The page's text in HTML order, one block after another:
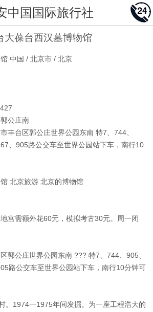
中国国际旅行社
大葆台西汉墓博物馆
中国 / 北京市 / 北京
公庄南
丰台区郭公庄世界公园东南 特7、744、
、905路公交车至世界公园站下车，南行10
北京旅游 北京的博物馆
宫需额外花60元，模拟考古30元。周一闭
郭公庄世界公园东南 ??? 特7、744、905、
路公交车至世界公园站下车，南行10分钟可
。1974一1975年间发掘。为一座工程浩大的